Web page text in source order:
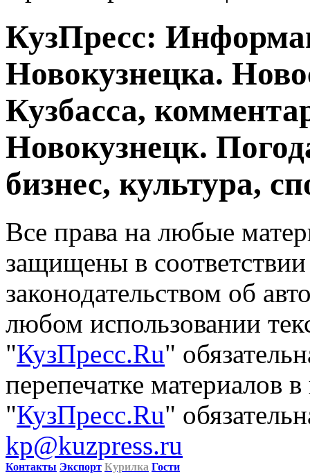
КузПресс:
Новокузнецка.
Кузбасса,
Новокузнецк.
бизнес, культура,
Все права на любые
защищены в
законодательством об
любом использовании
"КузПресс.Ru"
перепечатке материалов
"КузПресс.Ru"
kp@kuzpress.ru
Контакты Экспорт Курилка Гости